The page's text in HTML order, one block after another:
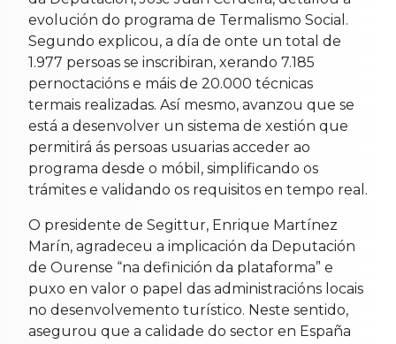
evolución do programa de Termalismo Social.
Segundo explicou, a día de onte un total de
1.977 persoas se inscribiran, xerando 7.185
pernoctacións e máis de 20.000 técnicas
termais realizadas. Así mesmo, avanzou que se
está a desenvolver un sistema de xestión que
permitirá ás persoas usuarias acceder ao
programa desde o móbil, simplificando os
trámites e validando os requisitos en tempo real.
O presidente de Segittur, Enrique Martínez
Marín, agradeceu a implicación da Deputación
de Ourense “na definición da plataforma” e
puxo en valor o papel das administracións locais
no desenvolvemento turístico. Neste sentido,
asegurou que a calidade do sector en España